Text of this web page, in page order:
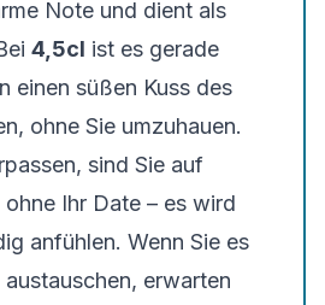
Note und dient als
4,5cl ist es gerade
einen süßen Kuss des
ohne Sie umzuhauen.
sind Sie auf
ohne Ihr Date – es wird
anfühlen. Wenn Sie es
erwarten